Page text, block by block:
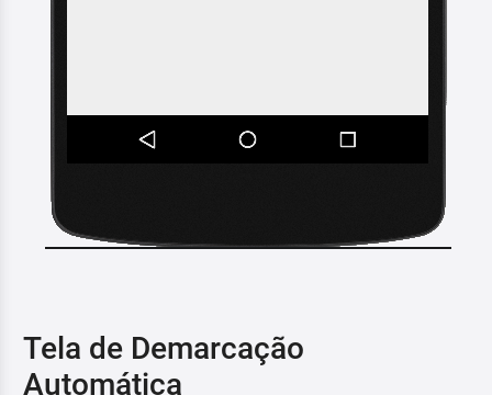
Tela de Demarcação
Automática